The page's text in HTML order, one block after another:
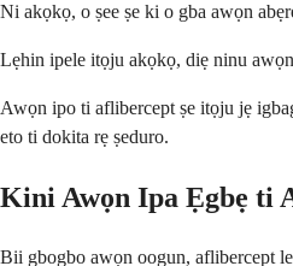
Ni akọkọ, o ṣee ṣe ki o gba awọn
Lẹhin ipele itọju akọkọ, diẹ ninu
Awọn ipo ti aflibercept ṣe itọju jẹ
eto ti dokita rẹ ṣeduro.
Kini Awọn Ipa Ẹgbẹ ti
Bii gbogbo awọn oogun, aflibercept